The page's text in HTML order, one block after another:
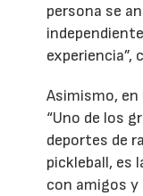
persona se
experiencia”,
Asimismo,
“Uno de los
deportes de
pickleball, es
con amigos